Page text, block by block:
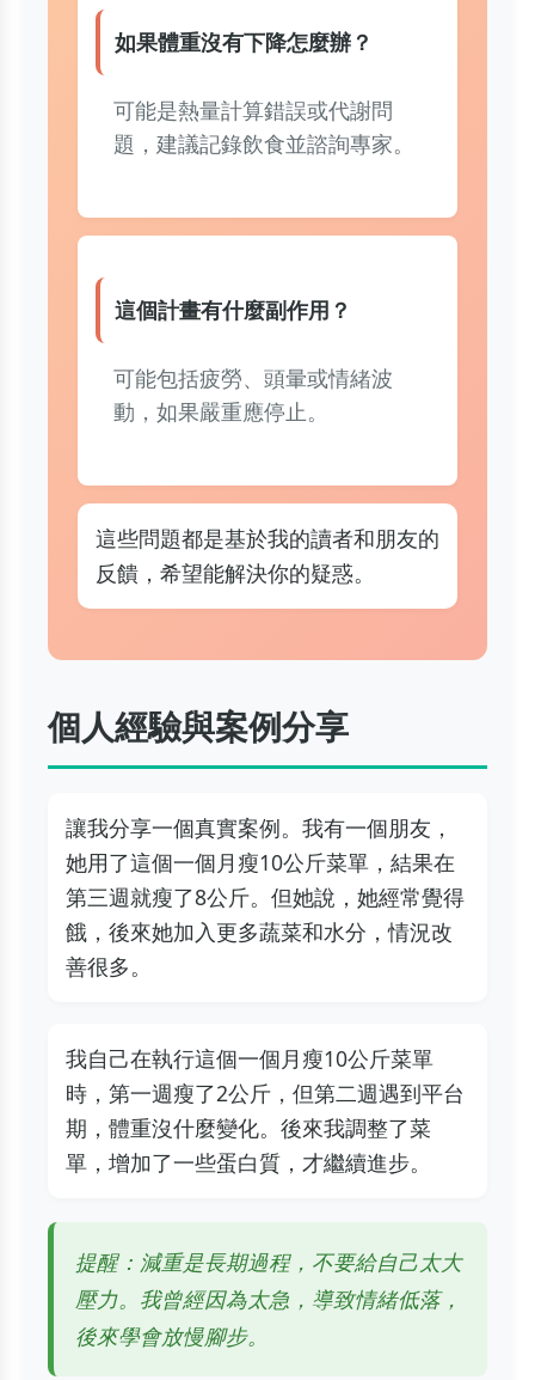
如果體重沒有下降怎麼辦？
可能是熱量計算錯誤或代謝問
題，建議記錄飲食並諮詢專家。
這個計畫有什麼副作用？
可能包括疲勞、頭暈或情緒波
動，如果嚴重應停止。
這些問題都是基於我的讀者和朋友的
反饋，希望能解決你的疑惑。
個人經驗與案例分享
讓我分享一個真實案例。我有一個朋友，
她用了這個一個月瘦10公斤菜單，結果在
第三週就瘦了8公斤。但她說，她經常覺得
餓，後來她加入更多蔬菜和水分，情況改
善很多。
我自己在執行這個一個月瘦10公斤菜單
時，第一週瘦了2公斤，但第二週遇到平台
期，體重沒什麼變化。後來我調整了菜
單，增加了一些蛋白質，才繼續進步。
提醒：減重是長期過程，不要給自己太大
壓力。我曾經因為太急，導致情緒低落，
後來學會放慢腳步。